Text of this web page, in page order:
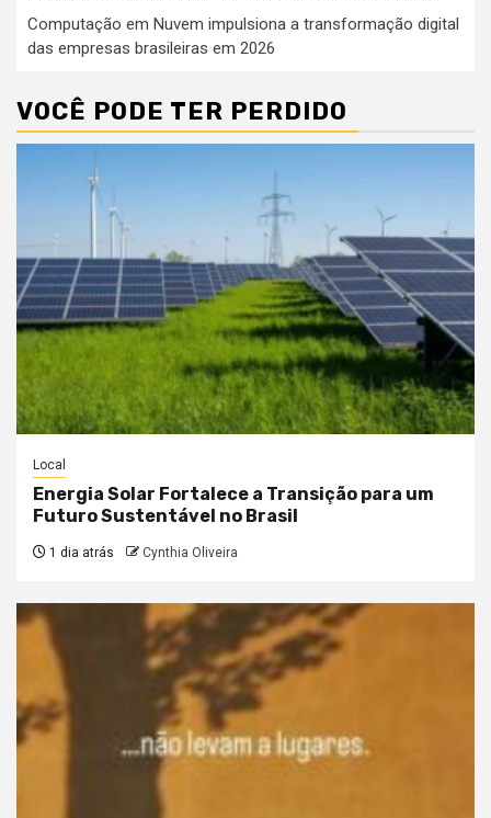
Computação em Nuvem impulsiona a transformação digital
das empresas brasileiras em 2026
VOCÊ PODE TER PERDIDO
Local
Energia Solar Fortalece a Transição para um
Futuro Sustentável no Brasil
1 dia atrás Cynthia Oliveira